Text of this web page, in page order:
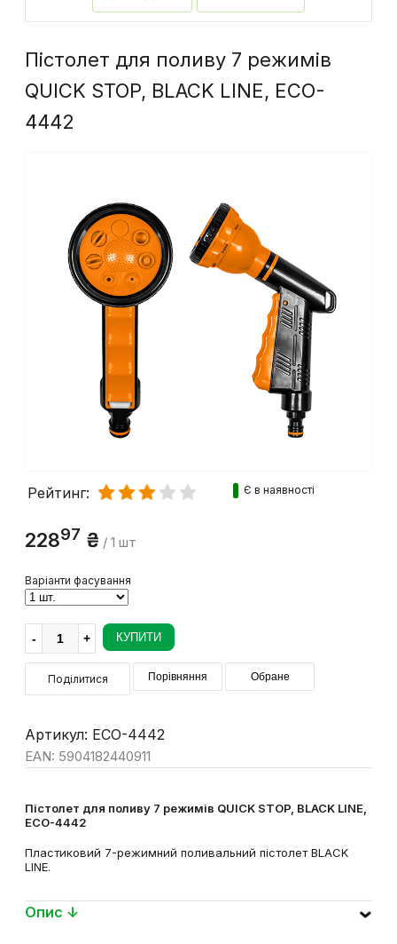
Докладніше Показати все
Пістолет для поливу 7 режимів
QUICK STOP, BLACK LINE, ECO-
Варіанти фасування
Артикул: ECO-4442
Пістолет для поливу 7 режимів QUICK STOP, BLACK LINE,
Пластиковий 7-режимний поливальний пістолет BLACK